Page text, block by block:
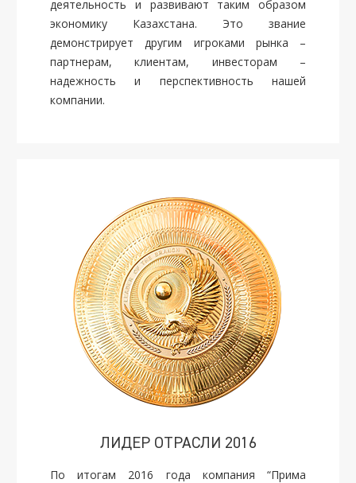
деятельность и развивают таким образом
экономику Казахстана. Это звание
демонстрирует другим игроками рынка –
партнерам, клиентам, инвесторам –
надежность и перспективность нашей
компании.
ЛИДЕР ОТРАСЛИ 2016
По итогам 2016 года компания “Прима